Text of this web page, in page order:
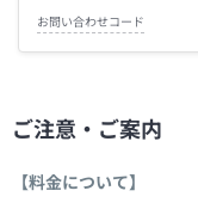
お問い合わせコード
ご注意・ご案内
【料金について】